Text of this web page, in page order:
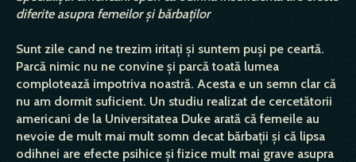
diferite asupra femeilor şi bărbaţilor
Sunt zile cand ne trezim iritaţi şi suntem puşi pe ceartă.
Parcă nimic nu ne convine şi parcă toată lumea
complotează impotriva noastră. Acesta e un semn clar că
nu am dormit suficient. Un studiu realizat de cercetătorii
americani de la Universitatea Duke arată că femeile au
nevoie de mult mai mult somn decat bărbaţii şi că lipsa
odihnei are efecte psihice şi fizice mult mai grave asupra